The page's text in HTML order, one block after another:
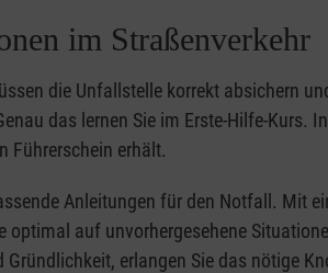
im Straßenverkehr
die Unfallstelle korrekt absichern
das lernen Sie im Erste-Hilfe-Kurs. In
Führerschein erhält.
Anleitungen für den Notfall. Mit
optimal auf unvorhergesehene
erlangen Sie das nötige